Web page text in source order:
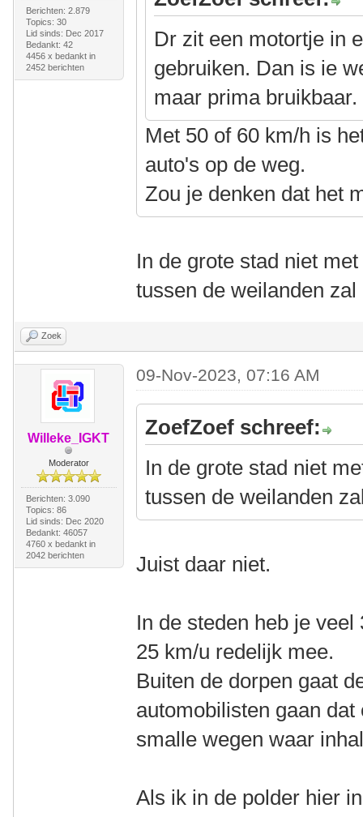
Berichten: 2.879
Topics: 30
Lid sinds: Dec 2017
Bedankt: 42
4456 x bedankt in
2452 berichten
Dr zit een motortje in
gebruiken. Dan is ie
maar prima bruikbaar.
Met 50 of 60 km/h is
auto's op de weg.
Zou je denken dat het
In de grote stad niet
tussen de weilanden
Zoek
Willeke_IGKT
Moderator
Berichten: 3.090
Topics: 86
Lid sinds: Dec 2020
Bedankt: 46057
4760 x bedankt in
2042 berichten
09-Nov-2023, 07:16 AM
ZoefZoef schreef:
In de grote stad niet
tussen de weilanden
Juist daar niet.
In de steden heb je
25 km/u redelijk mee.
Buiten de dorpen gaat
automobilisten gaan
smalle wegen waar
Als ik in de polder hier